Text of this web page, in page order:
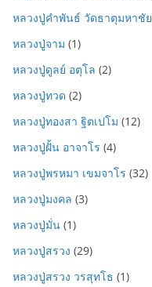
หลวงปู่คำพันธ์ วัดธาตุมหาชัย
หลวงปู่จาม (1)
หลวงปู่ดูลย์ อตุโล (2)
หลวงปู่ทวด (2)
หลวงปู่ทองสา ฐิตเปโม (12)
หลวงปู่ฝั้น อาจาโร (4)
หลวงปู่พรหมา เขมจาโร (32)
หลวงปู่มงคล (3)
หลวงปู่มั่น (1)
หลวงปู่สรวง (29)
หลวงปู่สรวง วรสุทโธ (1)